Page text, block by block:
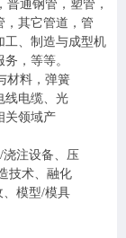
，普通钢管，塑管，
， 其它管道 ， 管
工、制造与成型机
务 ， 等等。
材料，弹簧
线电缆、光
关领域产
/浇注设备、 压
技术、 融化
、 模型/模具